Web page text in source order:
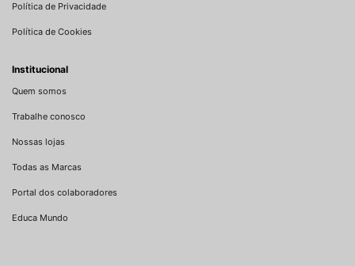
Política de Privacidade
Política de Cookies
Institucional
Quem somos
Trabalhe conosco
Nossas lojas
Todas as Marcas
Portal dos colaboradores
Educa Mundo